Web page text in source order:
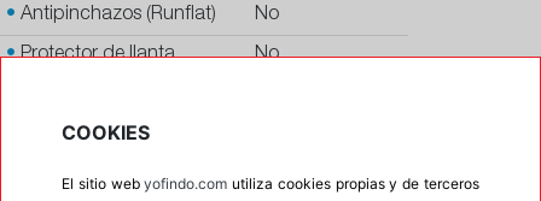
• Antipinchazos (Runflat) No
•Protector de llanta No
Letras blancas
Espuma antiruido No
COOKIES
El sitio webyofindo.com utiliza cookies propias y de terceros